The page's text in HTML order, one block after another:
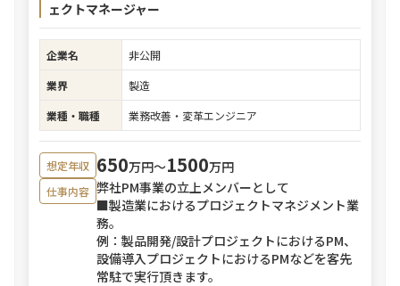
ェクトマネージャー
企業名
非公開
業界
製造
業種・職種
業務改善・変革エンジニア
想定年収 650万円〜1500万円
仕事内容 弊社PM事業の立上メンバーとして
■製造業におけるプロジェクトマネジメント業
務。
例：製品開発/設計プロジェクトにおけるPM、
設備導入プロジェクトにおけるPMなどを客先
常駐で実行頂きます。